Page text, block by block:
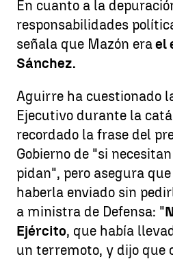
En cuanto a la
responsabilidades
señala que Mazón erael
Sánchez.
Aguirre ha cuestionado
Ejecutivo durante la
recordado la frase del
Gobierno de "si
pidan", pero asegura
haberla enviado sin
a ministra de Defensa: "
Ejército, que había
un terremoto, y dijo que